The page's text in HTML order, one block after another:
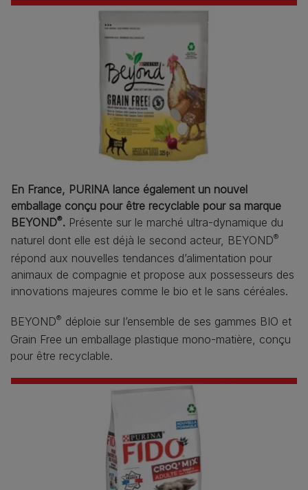
En France, PURINA lance également un nouvel
emballage conçu pour être recyclable pour sa marque
BEYOND®. Présente sur le marché ultra-dynamique du
naturel dont elle est déjà le second acteur, BEYOND®
répond aux nouvelles tendances d’alimentation pour
animaux de compagnie et propose aux possesseurs des
innovations majeures comme le bio et le sans céréales.
BEYOND® déploie sur l’ensemble de ses gammes BIO et
Grain Free un emballage plastique mono-matière, conçu
pour être recyclable.